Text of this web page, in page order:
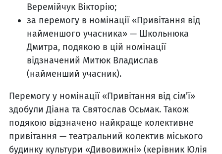
Веремійчук Вікторію;
за перемогу в номінації «Привітання від
найменшого учасника» — Школьнюка
Дмитра, подякою в цій номінації
відзначений Митюк Владислав
(найменший учасник).
Перемогу у номінації «Привітання від сім’ї»
здобули Діана та Святослав Осьмак. Також
подякою відзначено найкраще колективне
привітання — театральний колектив міського
будинку культури «Дивовижні» (керівник Юлія